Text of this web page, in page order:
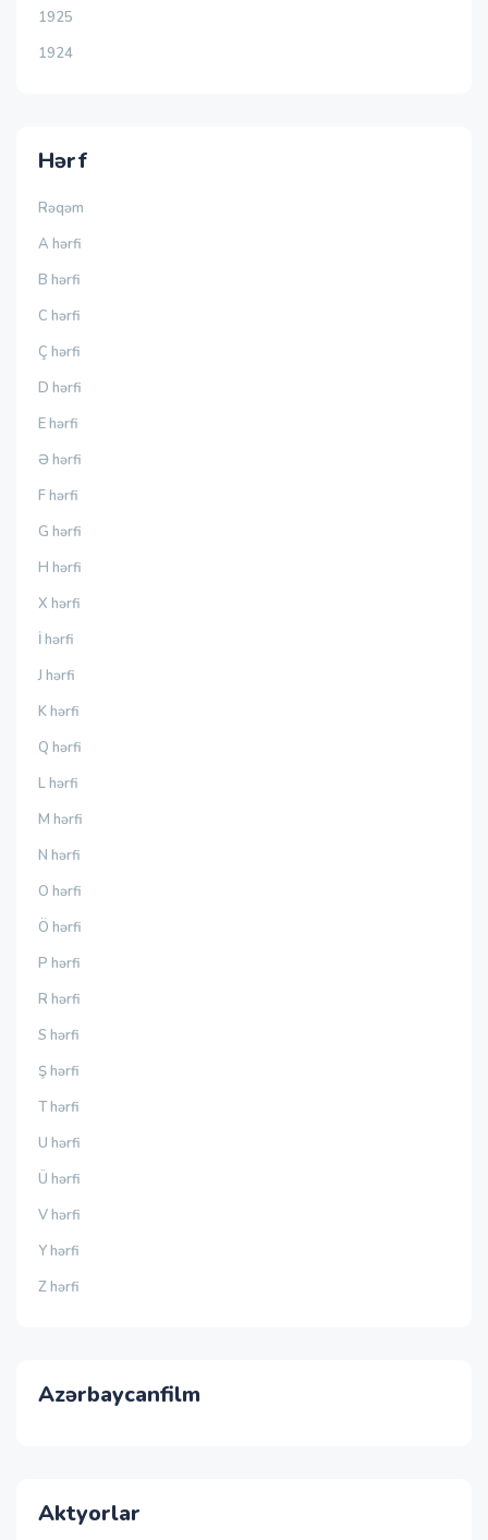
1925
1924
Hərf
Rəqəm
A hərfi
B hərfi
C hərfi
Ç hərfi
D hərfi
E hərfi
Ə hərfi
F hərfi
G hərfi
H hərfi
X hərfi
İ hərfi
J hərfi
K hərfi
Q hərfi
L hərfi
M hərfi
N hərfi
O hərfi
Ö hərfi
P hərfi
R hərfi
S hərfi
Ş hərfi
T hərfi
U hərfi
Ü hərfi
V hərfi
Y hərfi
Z hərfi
Azərbaycanfilm
Aktyorlar